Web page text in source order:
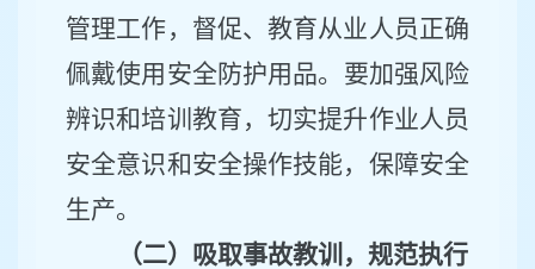
管理工作，督促、教育从业人员正确
佩戴使用 安全防护用品。 要加强风险
辨识和培训教育，切实提升作业人员
安全意识和安全操作技能，保障安全
生产。
（二）吸取事故教训，规范执行